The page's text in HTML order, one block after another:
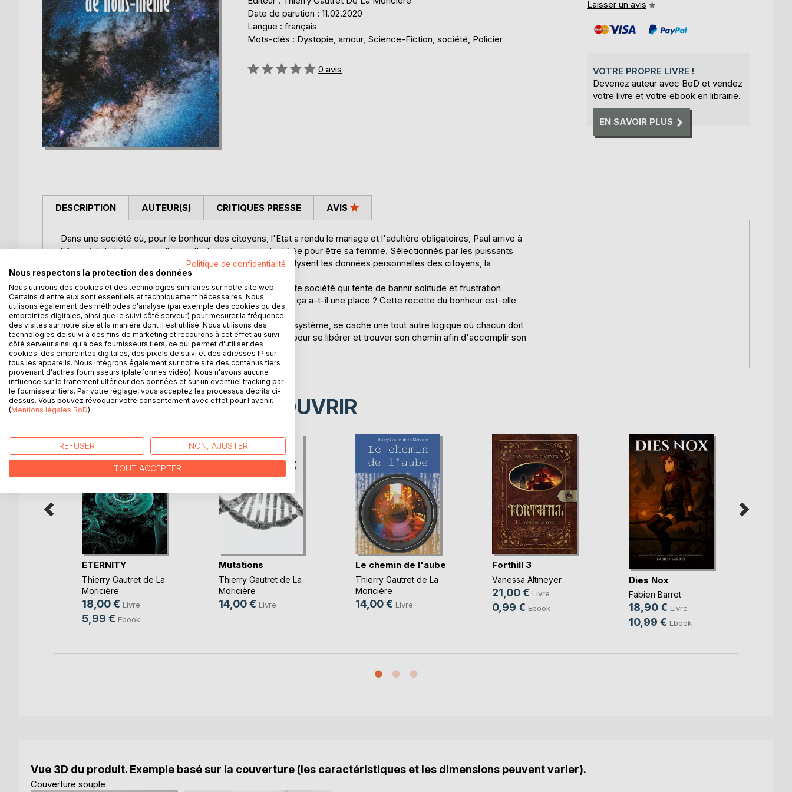
Date de parution : 11.02.2020
Langue : français
Mots-clés : Dystopie, amour, Science-Fiction, société, Policier
Évaluation:
0 avis
Laisser un avis
VOTRE PROPRE LIVRE !
Devenez auteur avec BoD et vendez
votre livre et votre ebook en librairie.
EN SAVOIR PLUS
DESCRIPTION
Dans une société où, pour le bonheur des citoyens, l'Etat a rendu le mariage et l'adultère obligatoires, Paul arrive à
l'âge où il doit épouser celle que l'administration a identifiée pour être sa femme. Sélectionnés par les puissants
algorithmes des ordinateurs du bureau matrimonial qui analysent les données personnelles des citoyens, la
compatibilité des couples est réputée optimale.
Pour la première fois Paul est confronté à la réalité de cette société qui tente de bannir solitude et frustration
sexuelle pour le bien-être de tous. Mais l'amour dans tout ça a-t-il une place ? Cette recette du bonheur est-elle
vraiment faite pour libérer les hommes et les femmes ?
Sous le supposé progrès social que prétend prodiguer le système, se cache une tout autre logique où chacun doit
faire face à ses peurs, à ses contradictions, à son passé pour se libérer et trouver son chemin afin d'accomplir son
destin.
AUTEUR(S) CRITIQUES PRESSE AVIS
D’AUTRES TITRES À DÉCOUVRIR
ETERNITY
Thierry Gautret de La
Moricière
18,00 € Livre
5,99 € Ebook
Mutations
Thierry Gautret de La
Moricière
14,00 € Livre
Le chemin de l'aube
Thierry Gautret de La
Moricière
14,00 € Livre
Forthill 3
Vanessa Altmeyer
21,00 € Livre
0,99 € Ebook
Dies Nox
Fabien Barret
18,90 € Livre
10,99 € Ebook
Vue 3D du produit. Exemple basé sur la couverture (les caractéristiques et les dimensions peuvent varier).
Couverture souple
Politique de confidentialité
Nous respectons la protection des données
Nous utilisons des cookies et des technologies similaires sur notre site web.
Certains d'entre eux sont essentiels et techniquement nécessaires. Nous
utilisons également des méthodes d'analyse (par exemple des cookies ou des
empreintes digitales, ainsi que le suivi côté serveur) pour mesurer la fréquence
des visites sur notre site et la manière dont il est utilisé. Nous utilisons des
technologies de suivi à des fins de marketing et recourons à cet effet au suivi
côté serveur ainsi qu'à des fournisseurs tiers, ce qui permet d'utiliser des
cookies, des empreintes digitales, des pixels de suivi et des adresses IP sur
tous les appareils. Nous intégrons également sur notre site des contenus tiers
provenant d'autres fournisseurs (plateformes vidéo). Nous n'avons aucune
influence sur le traitement ultérieur des données et sur un éventuel tracking par
le fournisseur tiers. Par votre réglage, vous acceptez les processus décrits ci-
dessus. Vous pouvez révoquer votre consentement avec effet pour l'avenir.
(Mentions légales BoD)
REFUSER NON, AJUSTER
TOUT ACCEPTER